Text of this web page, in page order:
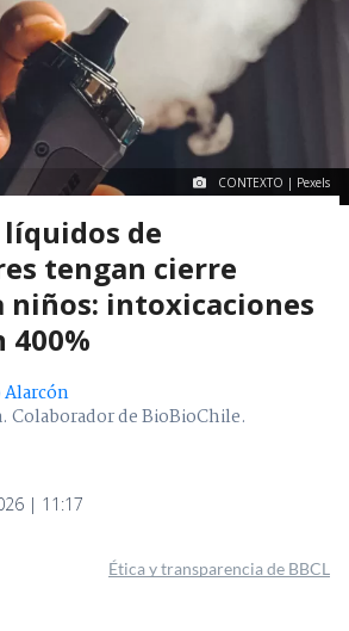
CONTEXTO | Pexels
líquidos de
tengan cierre
niños: intoxicaciones
400%
Colaborador de BioBioChile.
| 11:17
Ética y transparencia de BBCL